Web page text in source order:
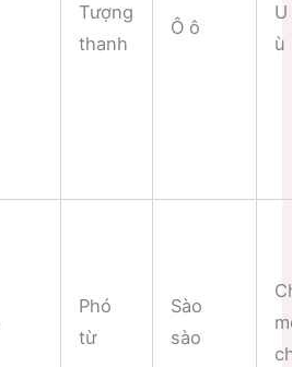
Tượng
thanh
Ô ô
ù
Phó
từ
Sào
sào